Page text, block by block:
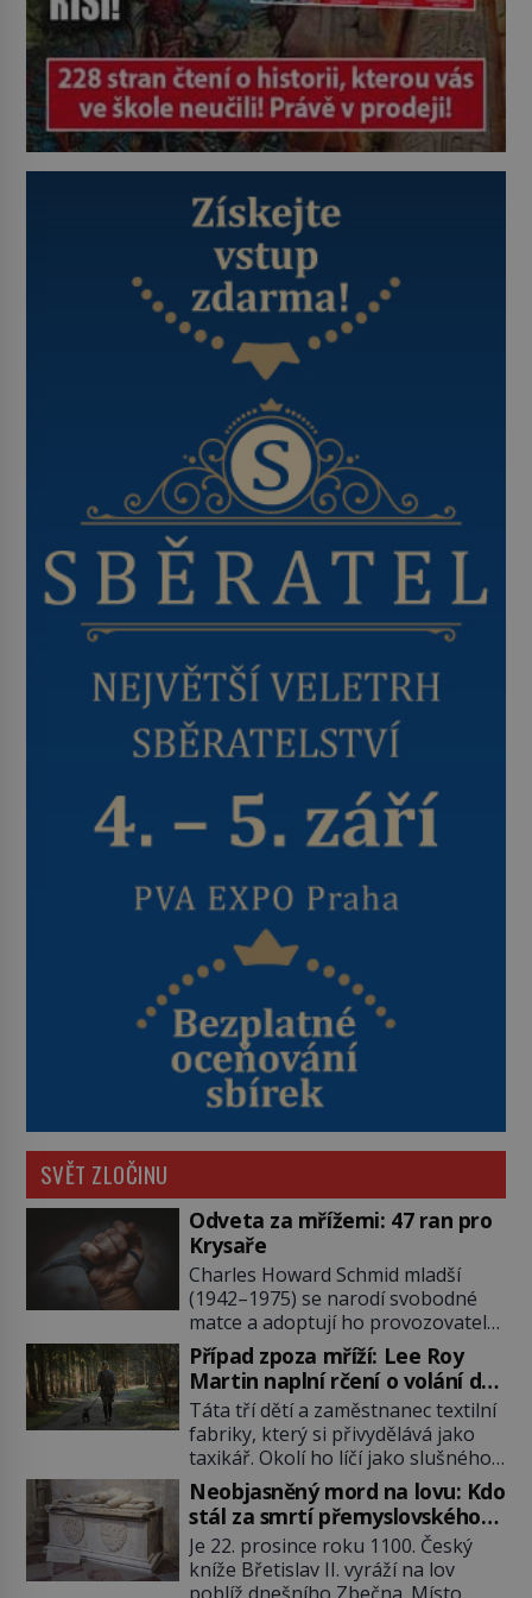
SVĚT ZLOČINU
Odveta za mřížemi: 47 ran pro
Krysaře
Charles Howard Schmid mladší
(1942–1975) se narodí svobodné
matce a adoptují ho provozovatelé
pečovatelského domu Charles a
Katharine Schmidovi. Synek jim
mnoho radosti nepřinese. Mezi
přáteli v arizonském Tusconu se
mu přezdívá Krysař. Je to pohledný
a charismatický mladík, kterému to
ve škole dvakrát nejde. Exceluje ale
v tělocviku. Škola si díky němu
může vystavit […]
Případ zpoza mříží: Lee Roy
Martin naplní rčení o volání do
lesa
Táta tří dětí a zaměstnanec textilní
fabriky, který si přivydělává jako
taxikář. Okolí ho líčí jako slušného
člověka. To je Lee Roy Martin
(1937–1972), jinak též Škrtič z
Gaffney, městečka v Jižní Karolíně.
Mezi lety 1967 až 1968 zavraždí dvě
ženy a dvě dívky. Dne 20. května
Neobjasněný mord na lovu: Kdo
stál za smrtí přemyslovského
knížete Břetislava II.?
Je 22. prosince roku 1100. Český
kníže Břetislav II. vyráží na lov